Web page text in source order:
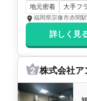
アーサー宗像リバ
株式会社不動産総合セ
1,100万
地元密着 大手フ
福岡県宗像市赤間
詳しく見
株式会社